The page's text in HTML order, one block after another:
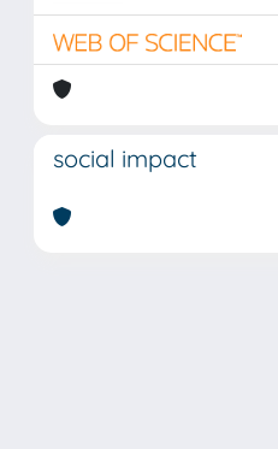
social impact